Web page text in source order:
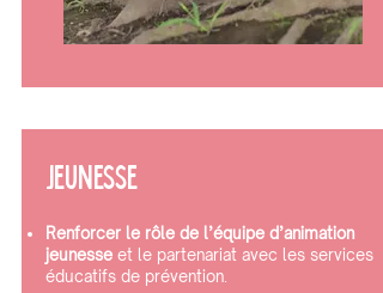
JEUNESSE
Renforcer le rôle de l’équipe d’animation
jeunesseet le partenariat avec les services
éducatifs de prévention.